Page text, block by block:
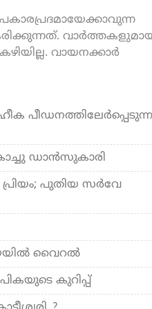
വായനക്കാർ
ഡാന്‍സുകാരി
പുതിയ സര്‍വേ
വൈറല്‍
കുറിപ്പ്